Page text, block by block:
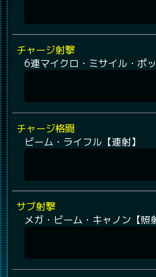
チャージ射撃
6連マイクロ・ミサイル・ポッ
チャージ格闘
ビーム・ライフル【連射】
サブ射撃
メガ・ビーム・キャノン【照